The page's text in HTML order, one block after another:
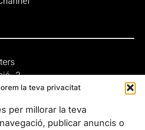
la teva privacitat
per millorar la teva
publicar anuncis o
2
(Barcelona)